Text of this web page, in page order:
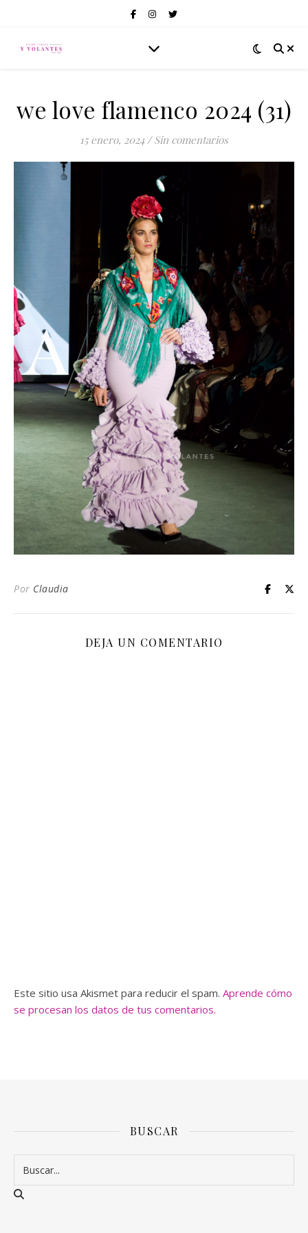
we love flamenco 2024 (31)
15 enero, 2024 / Sin comentarios
Por Claudia
DEJA UN COMENTARIO
Este sitio usa Akismet para reducir el spam. Aprende cómo
se procesan los datos de tus comentarios.
BUSCAR